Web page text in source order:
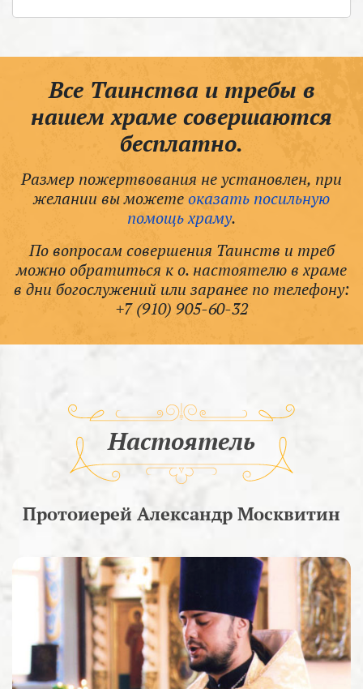
Все Таинства и требы в
нашем храме совершаются
бесплатно.
Размер пожертвования не установлен, при
желании вы можетеоказать посильную
помощь храму.
По вопросам совершения Таинств и треб
можно обратиться к о. настоятелю в храме
в дни богослужений или заранее по телефону:
+7 (910) 905-60-32
Настоятель
Протоиерей Александр Москвитин